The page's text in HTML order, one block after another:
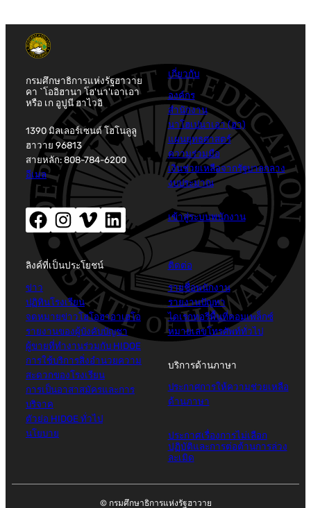
กรมศึกษาธิการแห่งรัฐฮาวาย
คา `โออิฮานา โฮ'นา'เอาเอา
หรือ เก อูปูนี ฮาไวอิ
1390 มิลเลอร์เซนต์ โฮโนลูลู
ฮาวาย 96813
สายหลัก: 808-784-6200
อีเมล
เฟสบุ๊ค(เปิดหน้าต่างใหม่)อินสตาแกรม (เปิดหน้าต่างใหม่)Vimeo (เปิดหน้าต่างใหม่)LinkedIn (เปิดหน้าต่างใหม่)
เกี่ยวกับ
องค์กร
สำนักงาน
นาโฮเปนาเอา (ฮา)
แผนยุทธศาสตร์
ความร่วมมือ
เงินช่วยเหลือจากรัฐบาลกลาง
งบประมาณ
เข้าสู่ระบบพนักงาน
ลิงค์ที่เป็นประโยชน์
ข่าว
ปฏิทินโรงเรียน
จดหมายข่าวโฮโอฮาอาเฮโอ
รายงานของผู้บังคับบัญชา
ผู้ขายที่ทำงานร่วมกับ HIDOE
การใช้บริการสิ่งอำนวยความ
สะดวกของโรงเรียน
การเป็นอาสาสมัครและการ
บริจาค
ตัวย่อ HIDOE ทั่วไป
นโยบาย
ติดต่อ
รายชื่อพนักงาน
รายงานปัญหา
ไดเรกทอรีพื้นที่คอมเพล็กซ์
หมายเลขโทรศัพท์ทั่วไป
บริการด้านภาษา
ประกาศการให้ความช่วยเหลือ
ด้านภาษา
ประกาศเรื่องการไม่เลือก
ปฏิบัติและการต่อต้านการล่วง
ละเมิด
© กรมศึกษาธิการแห่งรัฐฮาวาย